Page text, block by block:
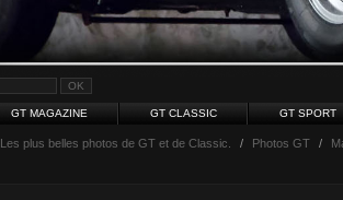
GT MAGAZINE GT CLASSIC GT SPORT
Les plus belles photos de GT et de Classic. / Photos GT /